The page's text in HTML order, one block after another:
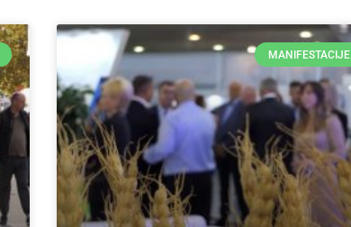
MANIFESTACIJE